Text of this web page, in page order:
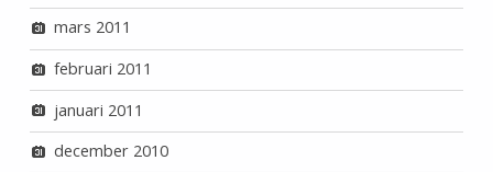
mars 2011
februari 2011
januari 2011
december 2010